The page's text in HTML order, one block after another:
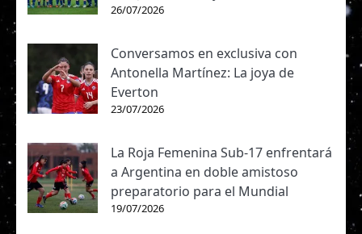
26/07/2026
Conversamos en exclusiva con
Antonella Martínez: La joya de
Everton
23/07/2026
La Roja Femenina Sub-17 enfrentará
a Argentina en doble amistoso
preparatorio para el Mundial
19/07/2026